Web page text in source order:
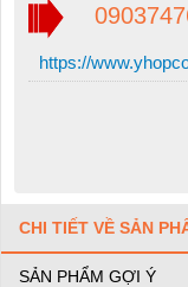
https://
CHI TIẾT VỀ SẢN
SẢN PHẨM GỢI Ý